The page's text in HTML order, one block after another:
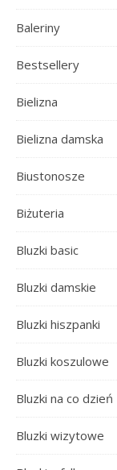
Baleriny
Bestsellery
Bielizna
Bielizna damska
Biustonosze
Biżuteria
Bluzki basic
Bluzki damskie
Bluzki hiszpanki
Bluzki koszulowe
Bluzki na co dzień
Bluzki wizytowe